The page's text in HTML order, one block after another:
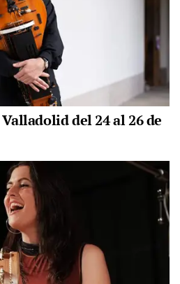
del 24 al 26 de